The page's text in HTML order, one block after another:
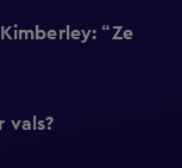
“Ze
vals?